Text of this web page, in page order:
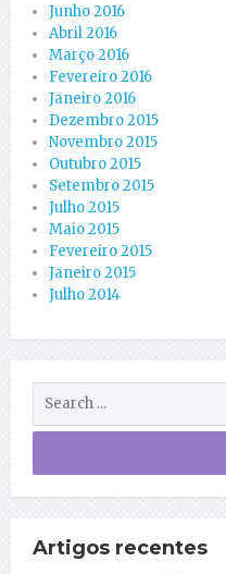
Junho 2016
Abril 2016
Março 2016
Fevereiro 2016
Janeiro 2016
Dezembro 2015
Novembro 2015
Outubro 2015
Setembro 2015
Julho 2015
Maio 2015
Fevereiro 2015
Janeiro 2015
Julho 2014
Artigos recentes